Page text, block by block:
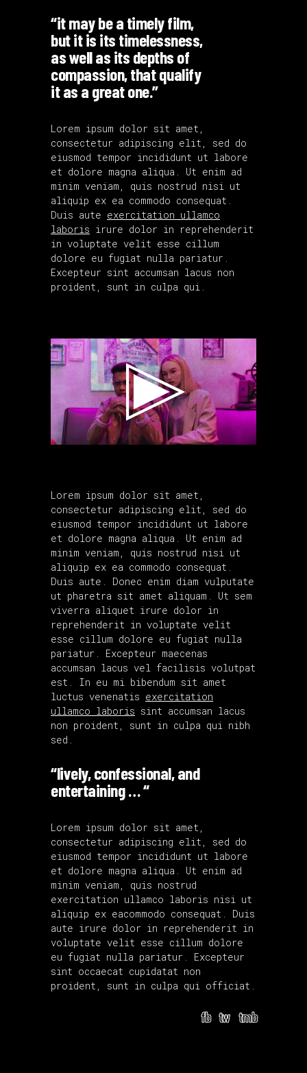
“it may be a timely film,
but it is its timelessness,
as well as its depths of
compassion, that qualify
it as a great one.”
Lorem ipsum dolor sit amet,
consectetur adipiscing elit, sed do
eiusmod tempor incididunt ut labore
et dolore magna aliqua. Ut enim ad
minim veniam, quis nostrud nisi ut
aliquip ex ea commodo consequat.
Duis aute exercitation ullamco
laboris irure dolor in reprehenderit
in voluptate velit esse cillum
dolore eu fugiat nulla pariatur.
Excepteur sint accumsan lacus non
proident, sunt in culpa qui.
Lorem ipsum dolor sit amet,
consectetur adipiscing elit, sed do
eiusmod tempor incididunt ut labore
et dolore magna aliqua. Ut enim ad
minim veniam, quis nostrud nisi ut
aliquip ex ea commodo consequat.
Duis aute. Donec enim diam vulputate
ut pharetra sit amet aliquam. Ut sem
viverra aliquet irure dolor in
reprehenderit in voluptate velit
esse cillum dolore eu fugiat nulla
pariatur. Excepteur maecenas
accumsan lacus vel facilisis volutpat
est. In eu mi bibendum sit amet
luctus venenatis exercitation
ullamco laboris sint accumsan lacus
non proident, sunt in culpa qui nibh
sed.
“lively, confessional, and
entertaining … “
Lorem ipsum dolor sit amet,
consectetur adipiscing elit, sed do
eiusmod tempor incididunt ut labore
et dolore magna aliqua. Ut enim ad
minim veniam, quis nostrud
exercitation ullamco laboris nisi ut
aliquip ex eacommodo consequat. Duis
aute irure dolor in reprehenderit in
voluptate velit esse cillum dolore
eu fugiat nulla pariatur. Excepteur
sint occaecat cupidatat non
proident, sunt in culpa qui officiat.
fb tw tmb